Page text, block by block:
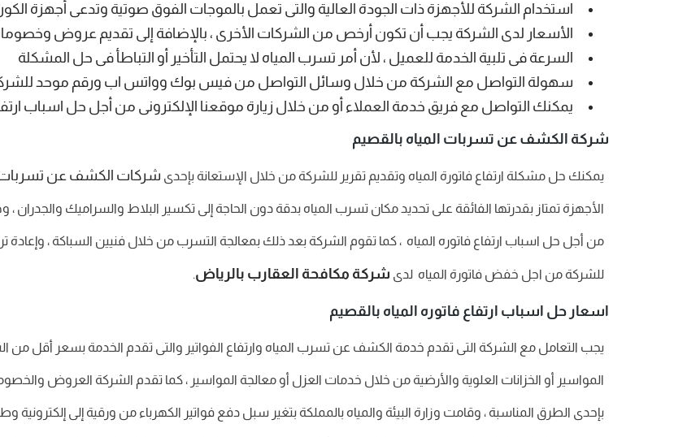
استخدام الشركة للأجهزة ذات الجودة العالية والتى تعمل بالموجات الفوق صوتية وتدعى أجهزة
الأسعار لدى الشركة يجب أن تكون أرخص من الشركات الأخرى ، بالإضافة إلى تقديم عروض
السرعة فى تلبية الخدمة للعميل ، لأن أمر تسرب المياه لا يحتمل التأخير أو التباطأ فى حل المشكلة
سهولة التواصل مع الشركة من خلال وسائل التواصل من فيس بوك وواتس اب ورقم موحد
يمكنك التواصل مع فريق خدمة العملاء أو من خلال زيارة موقعنا الإلكترونى من أجل حل اسباب
شركة الكشف عن تسربات المياه بالقصيم
يمكنك حل مشكلة ارتفاع فاتورة المياه وتقديم تقرير للشركة من خلال الإستعانة بإحدى شركات الكشف عن تسربات
الأجهزة تمتاز بقدرتها الفائقة على تحديد مكان تسرب المياه بدقة دون الحاجة إلى تكسير البلاط والسراميك
من أجل حل اسباب ارتفاع فاتوره المياه ، كما تقوم الشركة بعد ذلك بمعالجة التسرب من خلال فنيين السباكة ،
للشركة من اجل خفض فاتورة المياه لدى شركة مكافحة العقارب بالرياض.
اسعار حل اسباب ارتفاع فاتوره المياه بالقصيم
يجب التعامل مع الشركة التى تقدم خدمة الكشف عن تسرب المياه وارتفاع الفواتير والتى تقدم الخدمة بسعر أقل من
المواسير أو الخزانات العلوية والأرضية من خلال خدمات العزل أو معالجة المواسير ، كما تقدم الشركة العروض
بإحدى الطرق المناسبة ، وقامت وزارة البيئة والمياه بالمملكة بتغير سبل دفع فواتير الكهرباء من ورقية إلى